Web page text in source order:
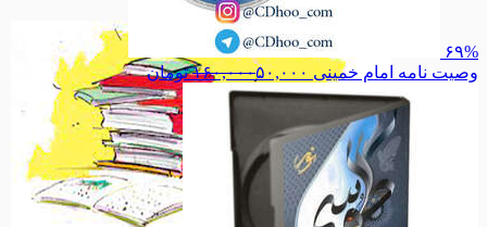
همه دسته بندی های کتاب
۶۹%
وصیت نامه امام خمینی
۱۶۰,۰۰۰۵۰,۰۰۰ تومان